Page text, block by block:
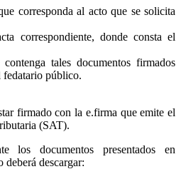
corresponda al acto que se solicita
correspondiente, donde consta el
tales documentos firmados
fedatario público.
firmado con la e.firma que emite el
(SAT).
los documentos presentados en
descargar: